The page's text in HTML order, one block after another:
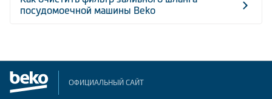
посудомоечной машины Beko
ОФИЦИАЛЬНЫЙ САЙТ